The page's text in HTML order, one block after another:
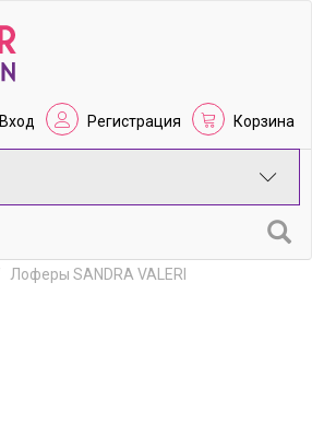
Вход Регистрация Корзина
Лоферы SANDRA VALERI